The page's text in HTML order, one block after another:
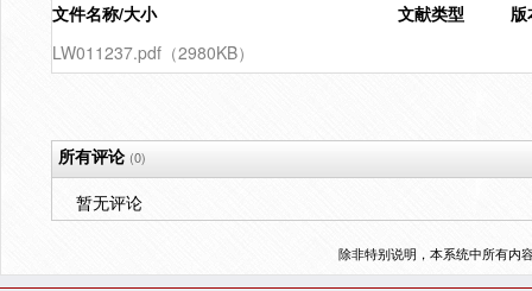
文件名称/大小
文献类型
版
LW011237.pdf（2980KB）
所有评论(0)
暂无评论
除非特别说明，本系统中所有内